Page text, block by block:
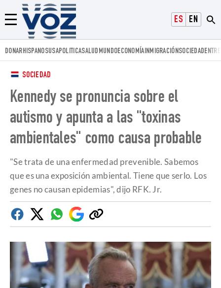
ESPAÑOLENGLISH
Menú
Voz.us
DONARHISPANOSUSAPOLITICASALUD MUNDOECONOMÍAINMIGRACIÓNSOCIEDAD
SOCIEDAD
Kennedy se pronuncia sobre el
autismo y apunta a las "toxinas
ambientales" como causa probable
"Se trata de una enfermedad prevenible. Sabemos
que es una exposición ambiental. Tiene que serlo. Los
genes no causan epidemias", dijo RFK. Jr.
FacebookTwitterWhatsapp
Google
Discover
Copiar
enlace